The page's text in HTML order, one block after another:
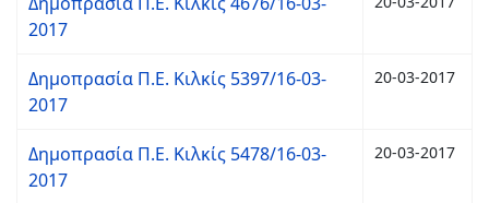
2017
Δημοπρασία Π.Ε. Κιλκίς 5397/16-03-
2017
20-03-2017
Δημοπρασία Π.Ε. Κιλκίς 5478/16-03-
2017
20-03-2017